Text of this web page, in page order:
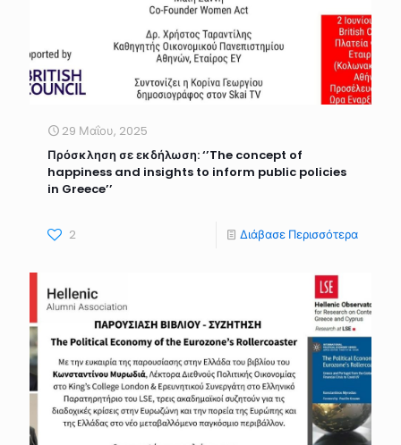
29 Μαΐου, 2025
Πρόσκληση σε εκδήλωση: ‘’The concept of
happiness and insights to inform public policies
in Greece’’
2 Διάβασε Περισσότερα